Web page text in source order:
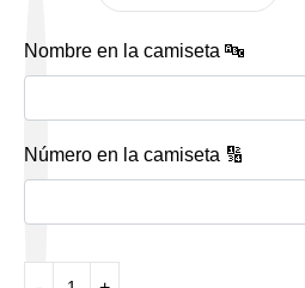
Nombre en la camiseta 🔤
Número en la camiseta 🔢